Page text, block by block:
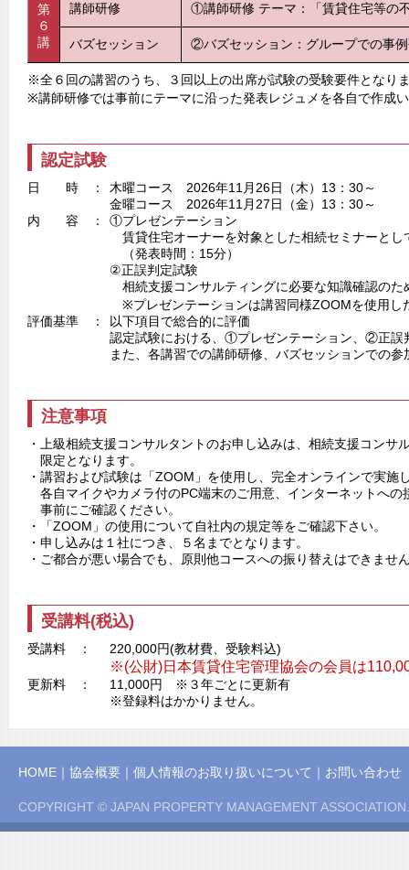
第
６
講
講師研修 ①講師研修 テーマ：「賃貸住宅等の
バズセッション ②バズセッション：グループでの事
※全６回の講習のうち、３回以上の出席が試験の受験要件となり
※講師研修では事前にテーマに沿った発表レジュメを各自で作成
認定試験
日 時 ：
木曜コース 2026年11月26日（木）13：30～
金曜コース 2026年11月27日（金）13：30～
内 容 ：
①プレゼンテーション
賃貸住宅オーナーを対象とした相続セミナーとし
（発表時間：15分）
②正誤判定試験
相続支援コンサルティングに必要な知識確認のた
※プレゼンテーションは講習同様ZOOMを使用し
評価基準 ：
以下項目で総合的に評価
認定試験における、①プレゼンテーション、②正誤
また、各講習での講師研修、バズセッションでの参
注意事項
・上級相続支援コンサルタントのお申し込みは、相続支援コンサ
限定となります。
・講習および試験は「ZOOM」を使用し、完全オンラインで実施
各自マイクやカメラ付のPC端末のご用意、インターネットへの
事前にご確認ください。
・「ZOOM」の使用について自社内の規定等をご確認下さい。
・申し込みは１社につき、５名までとなります。
・ご都合が悪い場合でも、原則他コースへの振り替えはできませ
受講料(税込)
受講料 ： 220,000円(教材費、受験料込)
※(公財)日本賃貸住宅管理協会の会員は
更新料 ：
11,000円 ※３年ごとに更新有
※登録料はかかりません。
HOME ｜ 協会概要 ｜ 個人情報のお取り扱いについて ｜ お問い合わせ
COPYRIGHT © JAPAN PROPERTY MANAGEMENT